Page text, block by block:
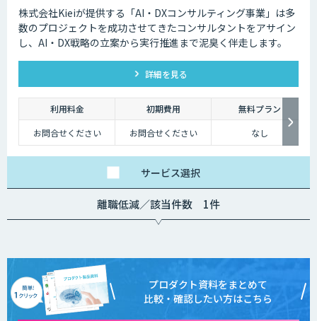
株式会社Kieiが提供する「AI・DXコンサルティング事業」は多
数のプロジェクトを成功させてきたコンサルタントをアサイン
し、AI・DX戦略の立案から実行推進まで泥臭く伴走します。
詳細を見る
利用料金 初期費用
無料プラン
お問合せください
お問合せください なし
サービス選択
離職低減／該当件数 1件
プロダクト資料をまとめて
比較・確認したい方はこちら